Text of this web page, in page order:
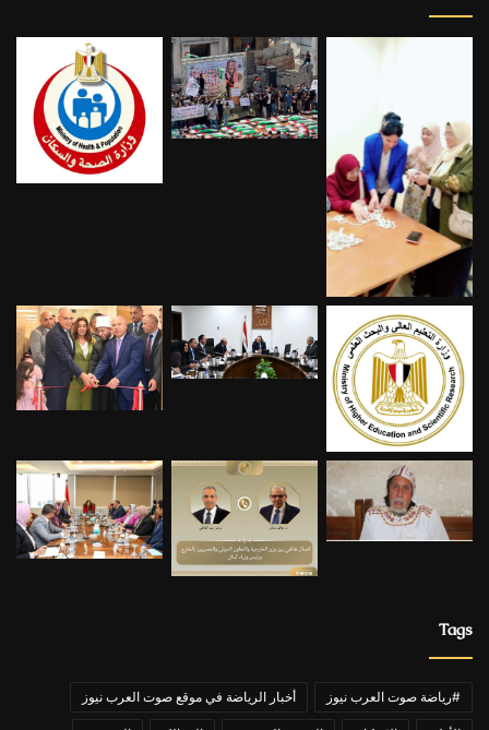
Tags
#رياضة صوت العرب نيوز أخبار الرياضة في موقع صوت العرب نيوز